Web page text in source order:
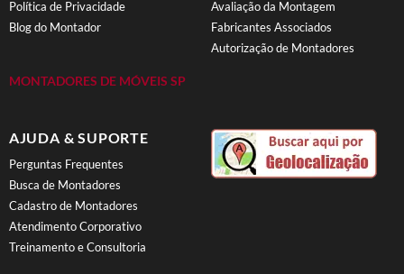
Política de Privacidade
Blog do Montador
MONTADORES DE MÓVEIS SP
Avaliação da Montagem
Fabricantes Associados
Autorização de Montadores
AJUDA & SUPORTE
Perguntas Frequentes
Busca de Montadores
Cadastro de Montadores
Atendimento Corporativo
Treinamento e Consultoria